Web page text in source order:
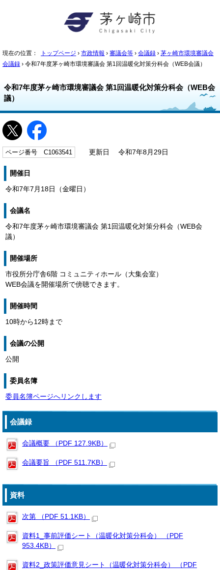
現在の位置： トップページ › 市政情報 › 審議会等 › 会議録 › 茅ヶ崎市環境審議会
会議録 › 令和7年度茅ヶ崎市環境審議会 第1回温暖化対策分科会（WEB会議）
令和7年度茅ヶ崎市環境審議会 第1回温暖化対策分科会（WEB会
議）
ページ番号 C1063541 更新日 令和7年8月29日
開催日
令和7年7月18日（金曜日）
会議名
令和7年度茅ヶ崎市環境審議会 第1回温暖化対策分科会（WEB会
議）
開催場所
市役所分庁舎6階 コミュニティホール（大集会室）
WEB会議を開催場所で傍聴できます。
開催時間
10時から12時まで
会議の公開
公開
委員名簿
委員名簿ページへリンクします
会議録
会議概要 （PDF 127.9KB）
会議要旨 （PDF 511.7KB）
資料
次第 （PDF 51.1KB）
資料1_事前評価シート（温暖化対策分科会） （PDF
953.4KB）
資料2_政策評価意見シート（温暖化対策分科会） （PDF